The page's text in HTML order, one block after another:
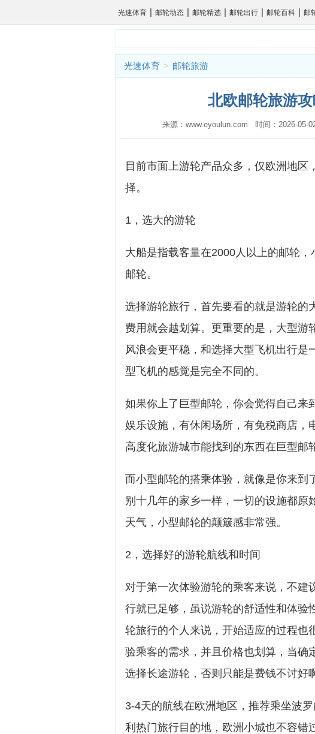
光速体育 | 邮轮动态 | 邮轮精选 | 邮轮出行 | 邮轮百科 | 邮
光速体育 > 邮轮旅游
北欧邮轮旅游
来源：www.eyoulun.com 时间：2026-
目前市面上游轮产品众多，仅欧洲地
择。
1，选大的游轮
大船是指载客量在2000人以上的邮轮
邮轮。
选择游轮旅行，首先要看的就是游轮的
费用就会越划算。更重要的是，大型游
风浪会更平稳，和选择大型飞机出行
型飞机的感觉是完全不同的。
如果你上了巨型邮轮，你会觉得自己来
娱乐设施，有休闲场所，有免税商店，
高度化旅游城市能找到的东西在巨型邮
而小型邮轮的搭乘体验，就像是你来到
别十几年的家乡一样，一切的设施都原
天气，小型邮轮的颠簸感非常强。
2，选择好的游轮航线和时间
对于第一次体验游轮的乘客来说，不建
行就已足够，虽说游轮的舒适性和体验
轮旅行的个人来说，开始适应的过程也
验乘客的需求，并且价格也划算，当确
选择长途游轮，否则只能是费钱不讨好
3-4天的航线在欧洲地区，推荐乘坐波
利热门旅行目的地，欧洲小城也不容错